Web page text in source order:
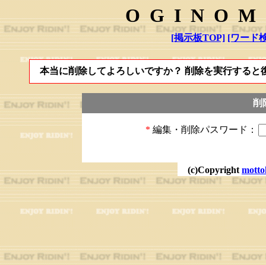
[掲示板TOP] [ワード
本当に削除してよろしいですか？ 削除を実行する
削
* 編集・削除パスワード：
(c)Copyright